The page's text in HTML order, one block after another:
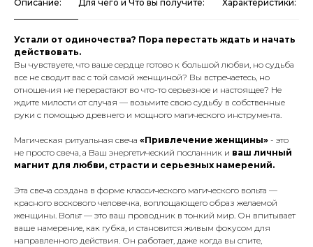
Описание: Для чего и Что вы получите: Характеристики:
Устали от одиночества? Пора перестать ждать и начать
действовать.
Вы чувствуете, что ваше сердце готово к большой любви, но судьба
все не сводит вас с той самой женщиной? Вы встречаетесь, но
отношения не перерастают во что-то серьезное и настоящее? Не
ждите милости от случая — возьмите свою судьбу в собственные
руки с помощью древнего и мощного магического инструмента.
Магическая ритуальная свеча «Привлечение женщины» - это
не просто свеча, а Ваш энергетический посланник и ваш личный
магнит для любви, страсти и серьезных намерений.
Эта свеча создана в форме классического магического вольта —
красного воскового человечка, воплощающего образ желаемой
женщины. Вольт — это ваш проводник в тонкий мир. Он впитывает
ваше намерение, как губка, и становится живым фокусом для
направленного действия. Он работает, даже когда вы спите,